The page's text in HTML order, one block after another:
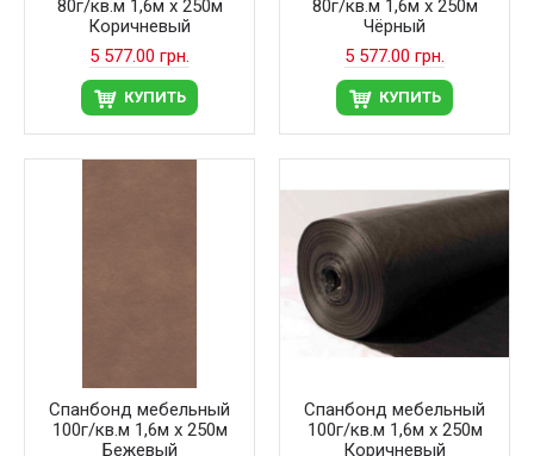
80г/кв.м 1,6м х 250м
Коричневый
5 577.00 грн.
КУПИТЬ
80г/кв.м 1,6м х 250м
Чёрный
5 577.00 грн.
КУПИТЬ
Спанбонд мебельный
100г/кв.м 1,6м х 250м
Бежевый
Спанбонд мебельный
100г/кв.м 1,6м х 250м
Коричневый